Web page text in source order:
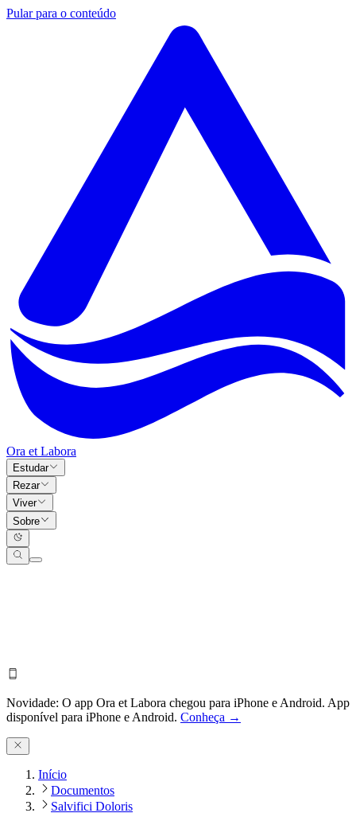
Pular para o conteúdo
Ora et Labora
Estudar
Rezar
Viver
Sobre
Novidade: O app Ora et Labora chegou para iPhone e Android. App
disponível para iPhone e Android. Conheça →
Início
Documentos
Salvifici Doloris